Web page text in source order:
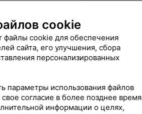
помощь», Минск
гинекологии.
cookie
файлы cookie для обеспечения
сайта, его улучшения, сбора
персонализированных
параметры использования файлов
согласие в более позднее
информации о целях,